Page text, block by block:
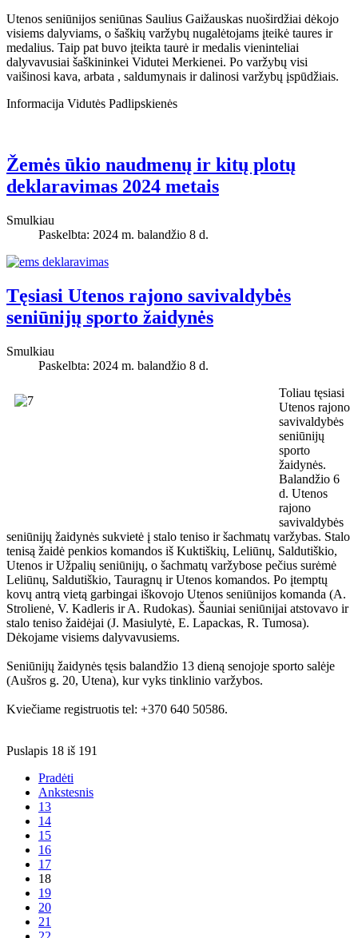
Utenos seniūnijos seniūnas Saulius Gaižauskas nuoširdžiai dėkojo
visiems dalyviams, o šaškių varžybų nugalėtojams įteikė taures ir
medalius. Taip pat buvo įteikta taurė ir medalis vieninteliai
dalyvavusiai šaškininkei Vidutei Merkienei. Po varžybų visi
vaišinosi kava, arbata , saldumynais ir dalinosi varžybų įspūdžiais.
Informacija Vidutės Padlipskienės
Žemės ūkio naudmenų ir kitų plotų
deklaravimas 2024 metais
Smulkiau
Paskelbta: 2024 m. balandžio 8 d.
Tęsiasi Utenos rajono savivaldybės
seniūnijų sporto žaidynės
Smulkiau
Paskelbta: 2024 m. balandžio 8 d.
Toliau tęsiasi
Utenos rajono
savivaldybės
seniūnijų
sporto
žaidynės.
Balandžio 6
d. Utenos
rajono
savivaldybės
seniūnijų žaidynės sukvietė į stalo teniso ir šachmatų varžybas. Stalo
tenisą žaidė penkios komandos iš Kuktiškių, Leliūnų, Saldutiškio,
Utenos ir Užpalių seniūnijų, o šachmatų varžybose pečius surėmė
Leliūnų, Saldutiškio, Tauragnų ir Utenos komandos. Po įtemptų
kovų antrą vietą garbingai iškovojo Utenos seniūnijos komanda (A.
Strolienė, V. Kadleris ir A. Rudokas). Šauniai seniūnijai atstovavo ir
stalo teniso žaidėjai (J. Masiulytė, E. Lapackas, R. Tumosa).
Dėkojame visiems dalyvavusiems.
Seniūnijų žaidynės tęsis balandžio 13 dieną senojoje sporto salėje
(Aušros g. 20, Utena), kur vyks tinklinio varžybos.
Kviečiame registruotis tel: +370 640 50586.
Puslapis 18 iš 191
Pradėti
Ankstesnis
13
14
15
16
17
18
19
20
21